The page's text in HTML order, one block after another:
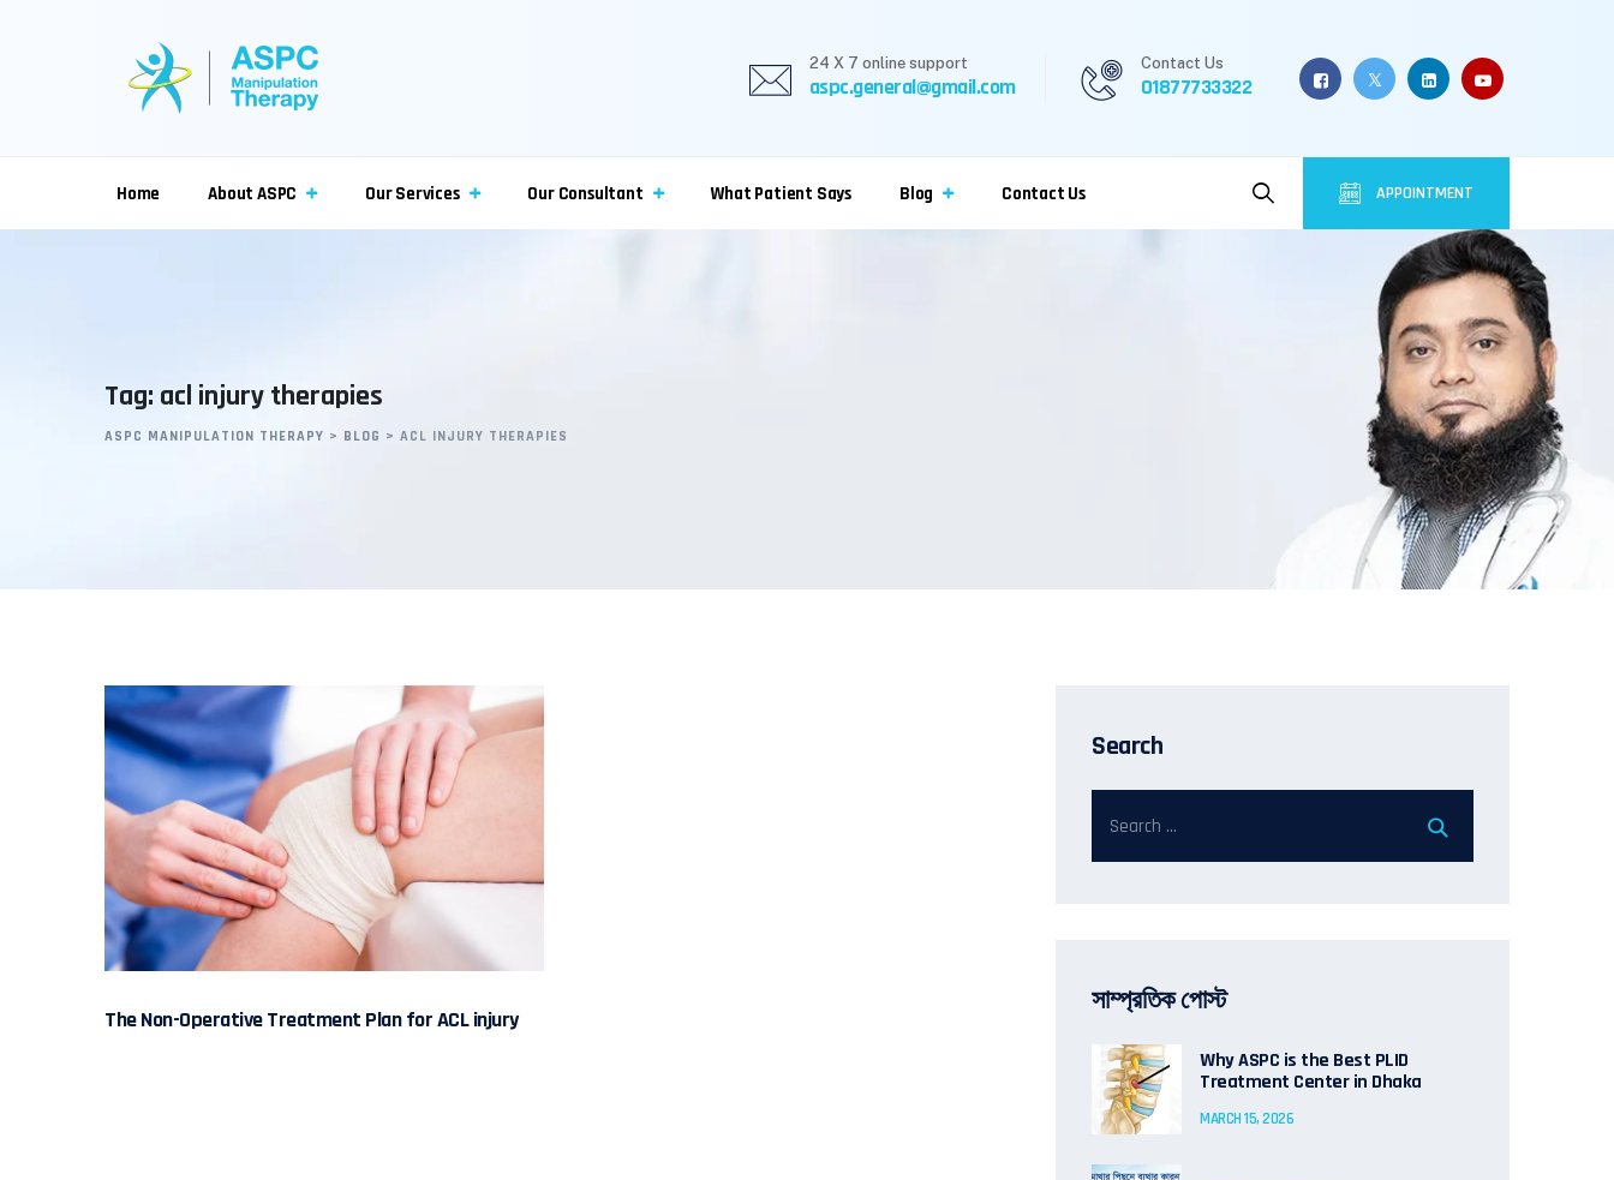
24 X 7 online support
aspc.general@gmail.com
Contact Us
01877733322
Home About ASPC Our Services Our Consultant What Patient Says Blog Contact Us APPOINTMENT
Tag: acl injury therapies
ASPC MANIPULATION THERAPY > BLOG > ACL INJURY THERAPIES
The Non-Operative Treatment Plan for ACL injury
Search
সাম্প্রতিক পোস্ট
Why ASPC is the Best PLID
Treatment Center in Dhaka
MARCH 15, 2026